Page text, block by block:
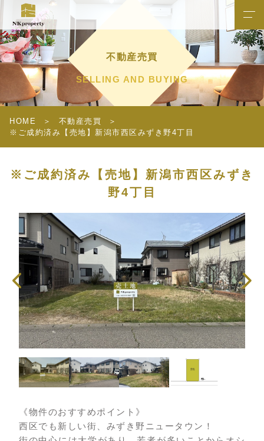
不動産売買
SELLING AND BUYING
HOME
不動産売買
※ご成約済み【売地】新潟市西区みずき野4丁目
※ご成約済み【売地】新潟市西区みずき
野4丁目
《物件のおすすめポイント》
西区でも新しい街、みずき野ニュータウン！